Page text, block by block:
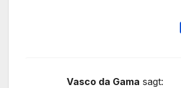
Vasco da Gama sagt: